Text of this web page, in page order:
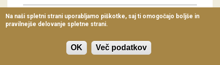
Predavanja
Delavnice
Vodeni ogledi
KLASIFIKACIJA
Javna stavba, javni prostor
Na naši spletni strani uporabljamo piškotke, saj ti omogočajo boljše in
pravilnejše delovanje spletne strani.
OK Več podatkov